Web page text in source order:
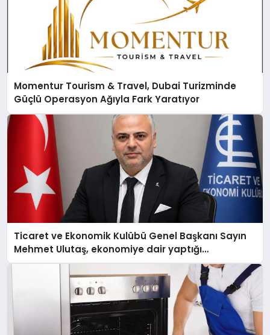
Momentur Tourism & Travel, Dubai Turizminde
Güçlü Operasyon Ağıyla Fark Yaratıyor
Ticaret ve Ekonomik Kulübü Genel Başkanı Sayın
Mehmet Ulutaş, ekonomiye dair yaptığı
açıklamada şunları kaydetti: